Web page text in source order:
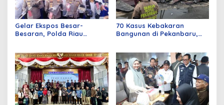
Gelar Ekspos Besar-
Besaran, Polda Riau
Curanmor
70 Kasus Kebakaran
Bangunan di Pekanbaru,